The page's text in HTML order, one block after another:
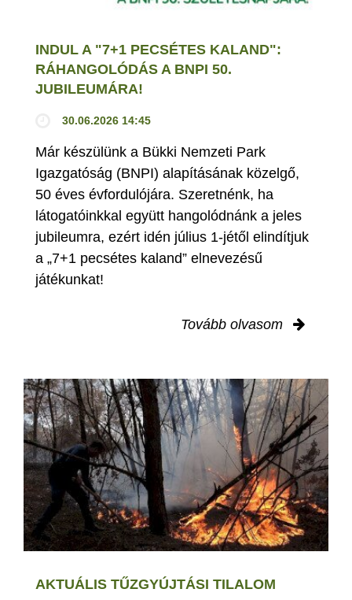
INDUL A "7+1 PECSÉTES KALAND":
RÁHANGOLÓDÁS A BNPI 50.
JUBILEUMÁRA!
30.06.2026 14:45
Már készülünk a Bükki Nemzeti Park
Igazgatóság (BNPI) alapításának közelgő,
50 éves évfordulójára. Szeretnénk, ha
látogatóinkkal együtt hangolódnánk a jeles
jubileumra, ezért idén július 1-jétől elindítjuk
a „7+1 pecsétes kaland” elnevezésű
játékunkat!
Tovább olvasom
AKTUÁLIS TŰZGYÚJTÁSI TILALOM